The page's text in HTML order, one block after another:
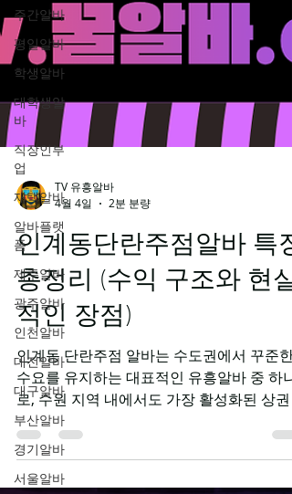
주간알바
평일알바
학생알바
대학생알
바
직장인부
업
재택알바
알바플랫
폼
제주알바
광주알바
인천알바
대전알바
대구알바
부산알바
경기알바
서울알바
TV 유흥알바
4월 4일
2분 분량
인계동단란주점알바 특징
총정리 (수익 구조와 현실
적인 장점)
인계동 단란주점 알바는 수도권에서 꾸준한
수요를 유지하는 대표적인 유흥알바 중 하나
로, 수원 지역 내에서도 가장 활성화된 상권
하나인 인계동을 중심으로 다양한 업소가 밀
집되어 있다. 특히 직장인과 젊은 층 유입이